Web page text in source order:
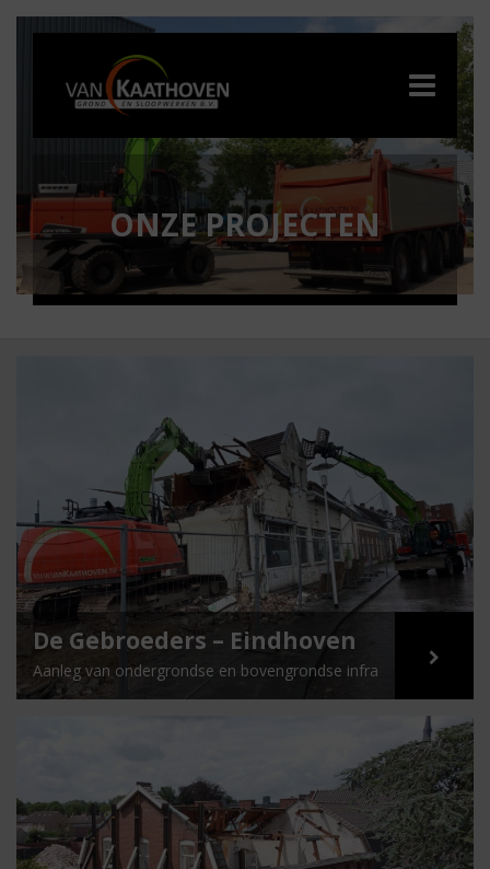
ONZE PROJECTEN
De Gebroeders – Eindhoven
Aanleg van ondergrondse en bovengrondse infra